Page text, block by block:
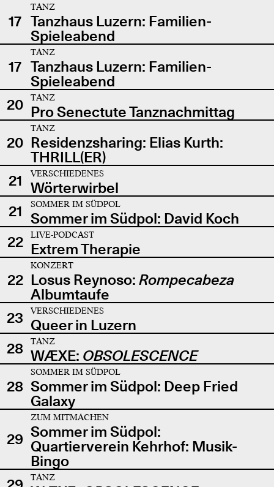
17
TANZ
Tanzhaus Luzern: Familien-
Spieleabend
17
TANZ
Tanzhaus Luzern: Familien-
Spieleabend
20
TANZ
Pro Senectute Tanznachmittag
20
TANZ
Residenzsharing: Elias Kurth:
THRILL(ER)
21
VERSCHIEDENES
Wörterwirbel
21
SOMMER IM SÜDPOL
Sommer im Südpol: David Koch
22
LIVE-PODCAST
Extrem Therapie
22
KONZERT
Losus Reynoso: Rompecabeza
Albumtaufe
23
VERSCHIEDENES
Queer in Luzern
28
TANZ
WÆXE: OBSOLESCENCE
28
SOMMER IM SÜDPOL
Sommer im Südpol: Deep Fried
Galaxy
29
ZUM MITMACHEN
Sommer im Südpol:
Quartierverein Kehrhof: Musik-
Bingo
TANZ